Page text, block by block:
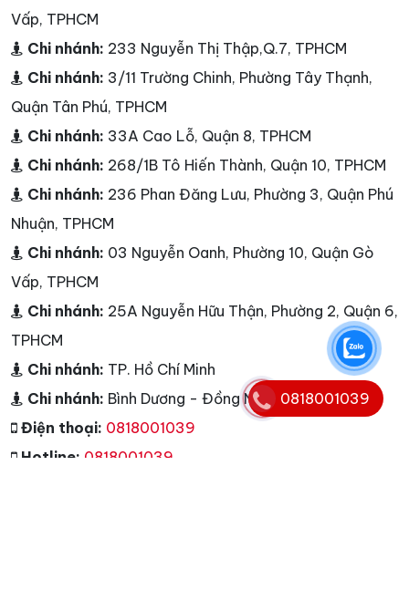
Vấp, TPHCM
Chi nhánh: 233 Nguyễn Thị Thập,Q.7, TPHCM
Chi nhánh: 3/11 Trường Chinh, Phường Tây Thạnh,
Quận Tân Phú, TPHCM
Chi nhánh: 33A Cao Lỗ, Quận 8, TPHCM
Chi nhánh: 268/1B Tô Hiến Thành, Quận 10, TPHCM
Chi nhánh: 236 Phan Đăng Lưu, Phường 3, Quận Phú
Nhuận, TPHCM
Chi nhánh: 03 Nguyễn Oanh, Phường 10, Quận Gò
Vấp, TPHCM
Chi nhánh: 25A Nguyễn Hữu Thận, Phường 2, Quận 6,
TPHCM
Chi nhánh: TP. Hồ Chí Minh
Chi nhánh: Bình Dương - Đồng Nai
Điện thoại: 0818001039
Hotline: 0818001039
0818001039